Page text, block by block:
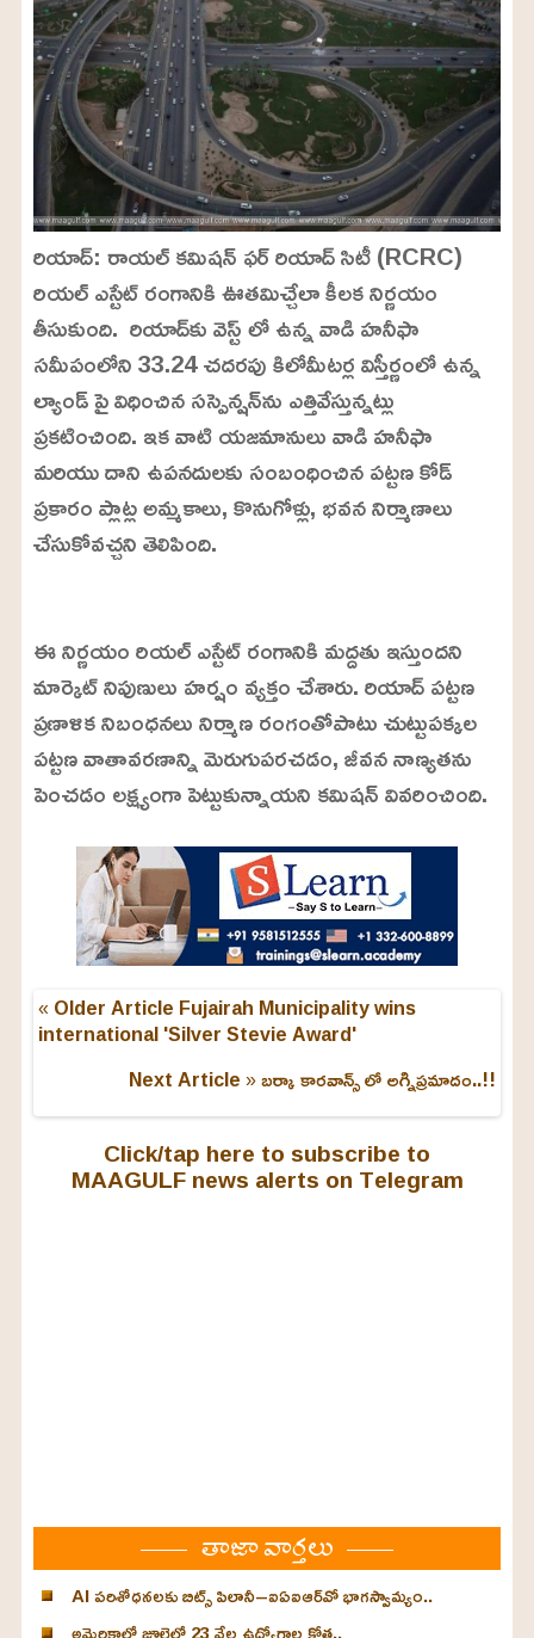
రియాద్: రాయల్ కమిషన్ ఫర్ రియాద్ సిటీ (RCRC)
రియల్ ఎస్టేట్ రంగానికి ఊతమిచ్చేలా కీలక నిర్ణయం
తీసుకుంది. రియాద్‌కు వెస్ట్ లో ఉన్న వాడి హనీఫా
సమీపంలోని 33.24 చదరపు కిలోమీటర్ల విస్తీర్ణంలో ఉన్న
ల్యాండ్ పై విధించిన సస్పెన్షన్‌ను ఎత్తివేస్తున్నట్లు
ప్రకటించింది. ఇక వాటి యజమానులు వాడి హనీఫా
మరియు దాని ఉపనదులకు సంబంధించిన పట్టణ కోడ్
ప్రకారం ప్లాట్ల అమ్మకాలు, కొనుగోళ్లు, భవన నిర్మాణాలు
చేసుకోవచ్చని తెలిపింది.
n
u
t
e
a
d
e
d
2
4
.
6
3
%
ఈ నిర్ణయం రియల్ ఎస్టేట్ రంగానికి మద్దతు ఇస్తుందని
మార్కెట్ నిపుణులు హర్షం వ్యక్తం చేశారు. రియాద్ పట్టణ
ప్రణాళిక నిబంధనలు నిర్మాణ రంగంతోపాటు చుట్టుపక్కల
పట్టణ వాతావరణాన్ని మెరుగుపరచడం, జీవన నాణ్యతను
పెంచడం లక్ష్యంగా పెట్టుకున్నాయని కమిషన్ వివరించింది.
« Older Article Fujairah Municipality wins
international 'Silver Stevie Award'
Next Article »బర్కా కారవాన్స్ లో అగ్నిప్రమాదం..!!
Click/tap here to subscribe to
MAAGULF news alerts on Telegram
తాజా వార్తలు
AI పరిశోధనలకు బిట్స్ పిలానీ–ఐఏఐఆర్‌వో భాగస్వామ్యం..